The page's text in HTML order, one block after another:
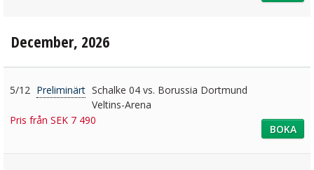
December, 2026
5/12 Preliminärt Schalke 04 vs. Borussia Dortmund
Veltins-Arena
Pris från SEK 7 490
BOKA